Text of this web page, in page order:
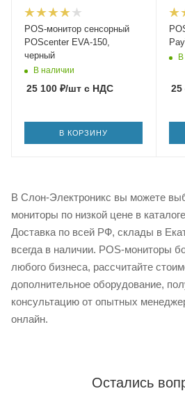
POS-монитор сенсорный
POScenter EVA-150,
черный
В наличии
25 100 ₽/шт с НДС
В КОРЗИНУ
В
25
В Слон-Электроникс вы можете
мониторы по низкой цене в
Доставка по всей РФ, склады в
всегда в наличии. POS-мониторы
любого бизнеса, рассчитайте
дополнительное оборудование,
консультацию от опытных
онлайн.
Остались